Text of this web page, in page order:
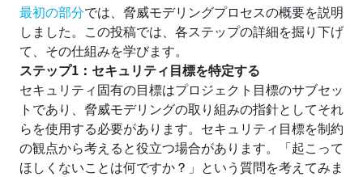
最初の部分では、脅威モデリングプロセスの概要を説明
しました。この投稿では、各ステップの詳細を掘り下げ
て、その仕組みを学びます。
ステップ1 ： セキュリティ目標を特定する
セキュリティ固有の目標はプロジェクト目標のサブセッ
トであり、脅威モデリングの取り組みの指針としてそれ
らを使用する必要があります。セキュリティ目標を制約
の観点から考えると役立つ場合があります。「起こって
ほしくないことは何ですか？ 」という質問を考えてみま